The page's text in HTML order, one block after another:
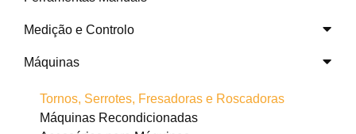
Medição e Controlo
Máquinas
Tornos, Serrotes, Fresadoras e Roscadoras
Máquinas Recondicionadas